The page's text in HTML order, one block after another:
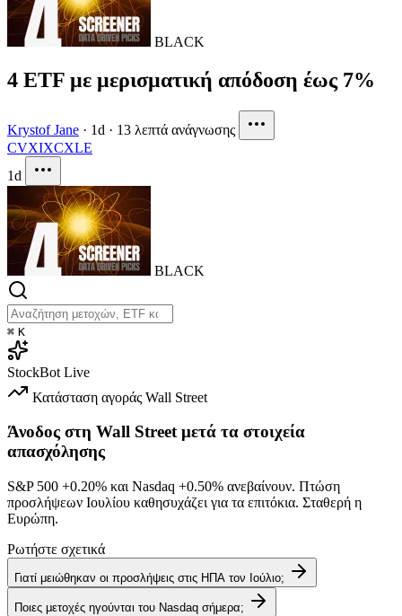
BLACK
4 ETF με μερισματική απόδοση έως 7%
Krystof Jane · 1d · 13 λεπτά ανάγνωσης
CVXIXCXLE
1d
BLACK
⌘ K
StockBot Live
Κατάσταση αγοράς Wall Street
Άνοδος στη Wall Street μετά τα στοιχεία
απασχόλησης
S&P 500 +0.20% και Nasdaq +0.50% ανεβαίνουν. Πτώση
προσλήψεων Ιουλίου καθησυχάζει για τα επιτόκια. Σταθερή η
Ευρώπη.
Ρωτήστε σχετικά
Γιατί μειώθηκαν οι προσλήψεις στις ΗΠΑ τον Ιούλιο;
Ποιες μετοχές ηγούνται του Nasdaq σήμερα;